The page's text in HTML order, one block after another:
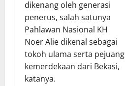
dikenang oleh generasi
penerus, salah satunya
Pahlawan Nasional KH
Noer Alie dikenal sebagai
tokoh ulama serta pejuang
kemerdekaan dari Bekasi,
katanya.